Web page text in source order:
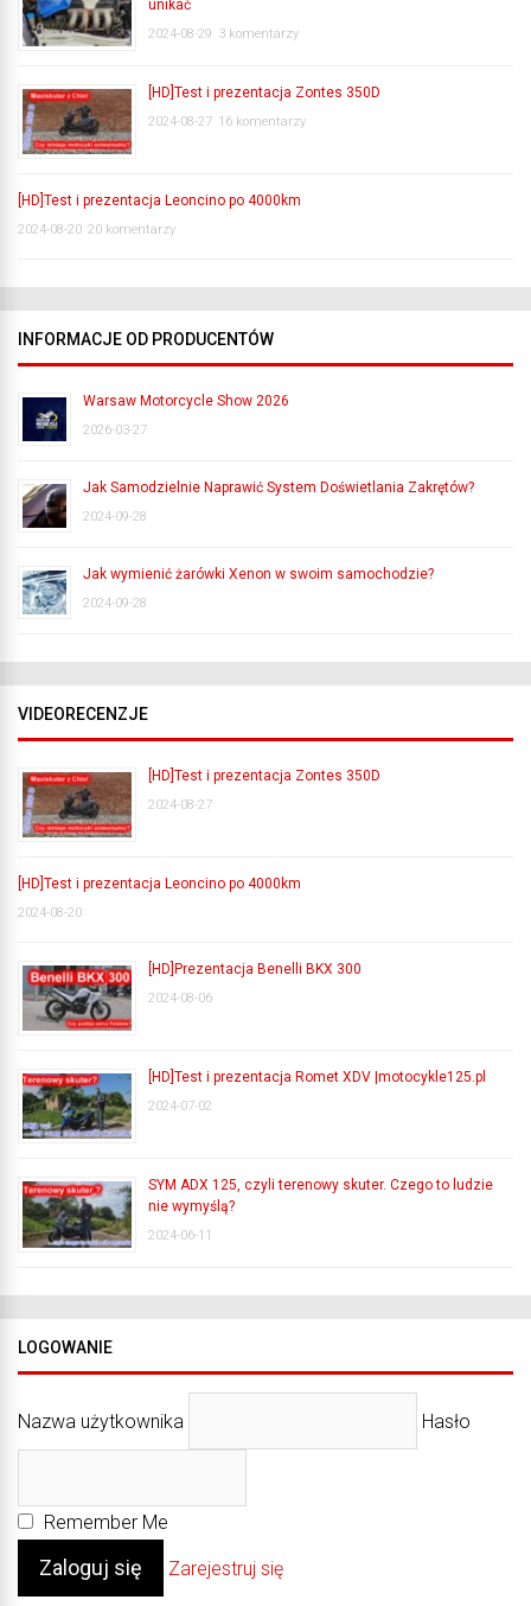
unikać
2024-08-29 3 komentarzy
[HD]Test i prezentacja Zontes 350D
2024-08-27 16 komentarzy
[HD]Test i prezentacja Leoncino po 4000km
2024-08-20 20 komentarzy
INFORMACJE OD PRODUCENTÓW
Warsaw Motorcycle Show 2026
2026-03-27
Jak Samodzielnie Naprawić System Doświetlania Zakrętów?
2024-09-28
Jak wymienić żarówki Xenon w swoim samochodzie?
2024-09-28
VIDEORECENZJE
[HD]Test i prezentacja Zontes 350D
2024-08-27
[HD]Test i prezentacja Leoncino po 4000km
2024-08-20
[HD]Prezentacja Benelli BKX 300
2024-08-06
[HD]Test i prezentacja Romet XDV |motocykle125.pl
2024-07-02
SYM ADX 125, czyli terenowy skuter. Czego to ludzie
nie wymyślą?
2024-06-11
LOGOWANIE
Nazwa użytkownika Hasło
Remember Me
Zarejestruj się